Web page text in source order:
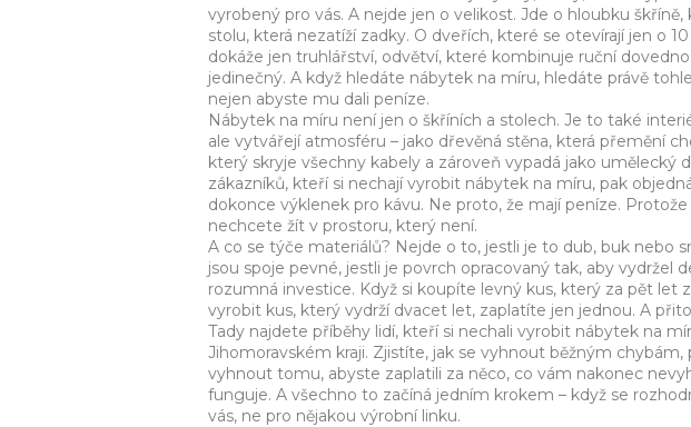
vyrobený pro vás. A nejde jen o velikost. Jde o hloubku
stolu, která nezatíží zadky. O dveřích, které se otevírají jen o
dokáže jen truhlářství, odvětví, které kombinuje ruční
jedinečný. A když hledáte nábytek na míru, hledáte právě
nejen abyste mu dali peníze.
Nábytek na míru není jen o škříních a stolech. Je to také
ale vytvářejí atmosféru – jako dřevěná stěna, která přemění
který skryje všechny kabely a zároveň vypadá jako umělecký
zákazníků, kteří si nechají vyrobit nábytek na míru, pak
dokonce výklenek pro kávu. Ne proto, že mají peníze.
nechcete žít v prostoru, který není.
A co se týče materiálů? Nejde o to, jestli je to dub, buk nebo
jsou spoje pevné, jestli je povrch opracovaný tak, aby vydržel
rozumná investice. Když si koupíte levný kus, který za pět let
vyrobit kus, který vydrží dvacet let, zaplatíte jen jednou. A
Tady najdete příběhy lidí, kteří si nechali vyrobit nábytek na
Jihomoravském kraji. Zjistíte, jak se vyhnout běžným
vyhnout tomu, abyste zaplatili za něco, co vám nakonec
funguje. A všechno to začíná jedním krokem – když se
vás, ne pro nějakou výrobní linku.